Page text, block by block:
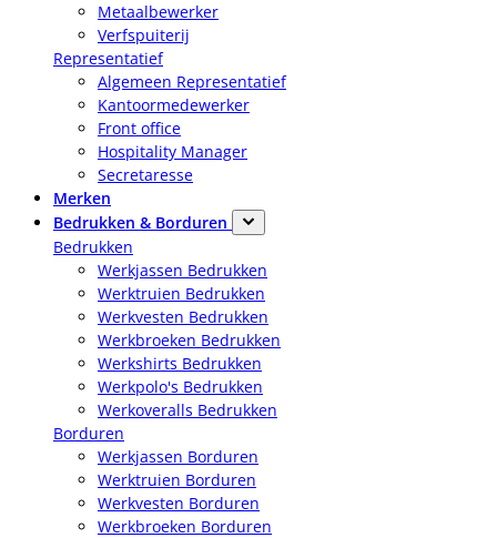
Metaalbewerker
Verfspuiterij
Representatief
Algemeen Representatief
Kantoormedewerker
Front office
Hospitality Manager
Secretaresse
Merken
Bedrukken & Borduren
Bedrukken
Werkjassen Bedrukken
Werktruien Bedrukken
Werkvesten Bedrukken
Werkbroeken Bedrukken
Werkshirts Bedrukken
Werkpolo's Bedrukken
Werkoveralls Bedrukken
Borduren
Werkjassen Borduren
Werktruien Borduren
Werkvesten Borduren
Werkbroeken Borduren